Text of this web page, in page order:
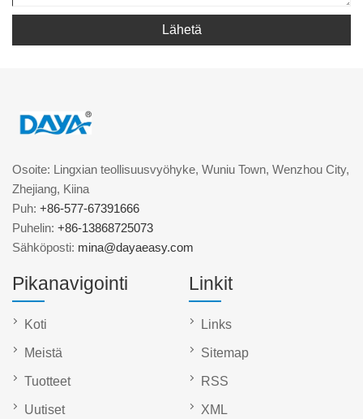
Lähetä
Osoite: Lingxian teollisuusvyöhyke, Wuniu Town, Wenzhou City,
Zhejiang, Kiina
Puh: +86-577-67391666
Puhelin: +86-13868725073
Sähköposti: mina@dayaeasy.com
Pikanavigointi
Koti
Meistä
Tuotteet
Uutiset
Linkit
Links
Sitemap
RSS
XML